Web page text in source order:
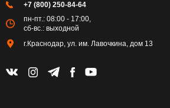
+7 (800) 250-84-64
пн-пт.: 08:00 - 17:00,
сб-вс.: выходной
г.Краснодар, ул. им. Лавочкина, дом 13